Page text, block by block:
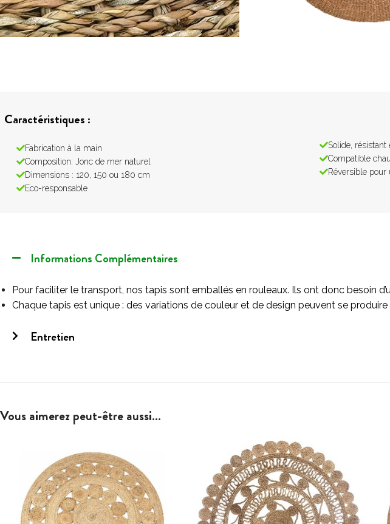
Caractéristiques :
Fabrication à la main
Composition: Jonc de mer naturel
Dimensions : 120, 150 ou 180 cm
Eco-responsable
Solide, résistant
Compatible
Réversible pour
Informations Complémentaires
Pour faciliter le transport, nos tapis sont emballés en rouleaux. Ils ont donc besoin
Chaque tapis est unique : des variations de couleur et de design peuvent se
Entretien
Vous aimerez peut-être aussi…